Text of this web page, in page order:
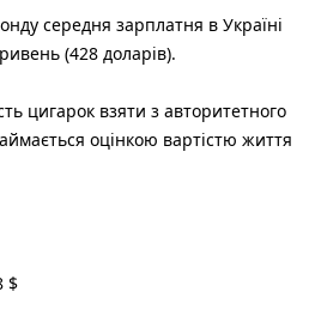
середня зарплатня в Україні
(428 доларів).
цигарок взяти з авторитетного
оцінкою вартістю життя
$